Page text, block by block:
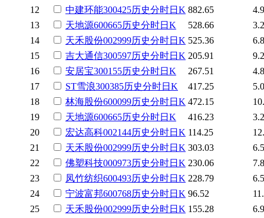
12
中建环能300425历史分时日K 882.65
13
天地源600665历史分时日K 528.66
14
天禾股份002999历史分时日K 525.36
15
吉大通信300597历史分时日K 205.91
16
安居宝300155历史分时日K 267.51
17
ST雪浪300385历史分时日K 417.25
18
林海股份600099历史分时日K 472.15
19
天地源600665历史分时日K 416.23
20
宏达高科002144历史分时日K 114.25
21
天禾股份002999历史分时日K 303.03
22
佛塑科技000973历史分时日K 230.06
23
凤竹纺织600493历史分时日K 228.79
24
宁波富邦600768历史分时日K 96.52
25
天禾股份002999历史分时日K 155.28